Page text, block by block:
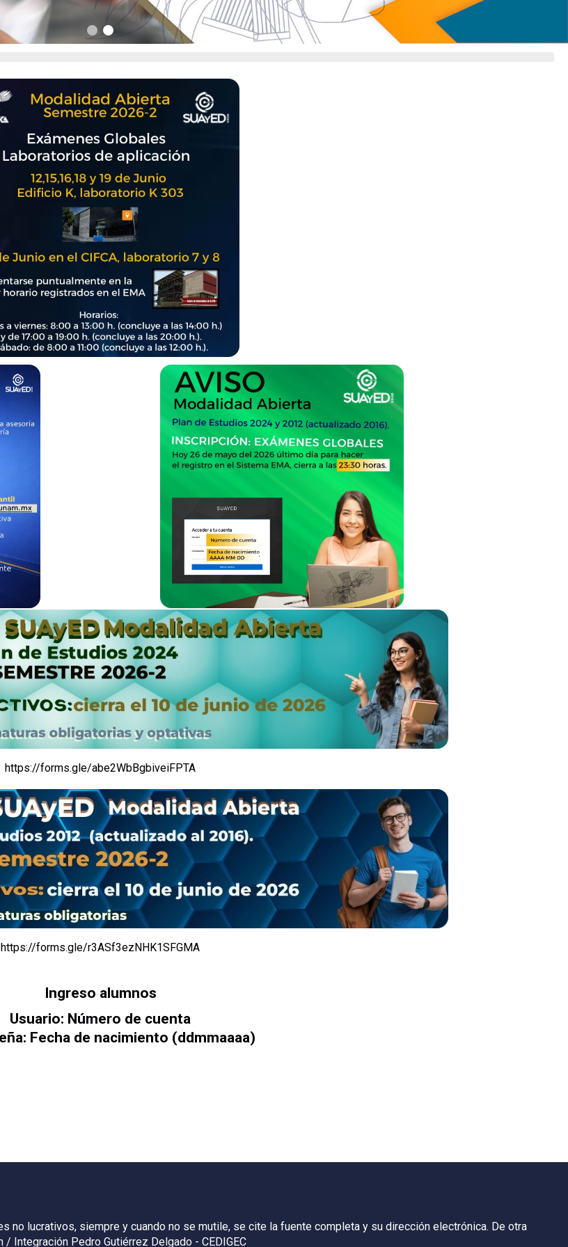
https://forms.gle/abe2WbBgbiveiFPTA
https://forms.gle/r3ASf3ezNHK1SFGMA
Ingreso alumnos
Usuario: Número de cuenta
Fecha de nacimiento (ddmmaaaa)
no lucrativos, siempre y cuando no se mutile, se cite la fuente completa y su dirección electrónica. De otra
Integración Pedro Gutiérrez Delgado - CEDIGEC